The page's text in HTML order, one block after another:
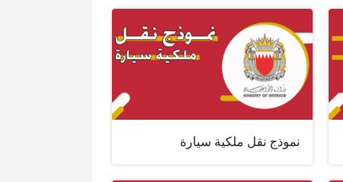
نموذج نقل ملكية سيارة